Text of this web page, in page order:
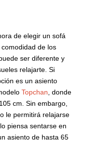
de elegir un sofá
de los
ser diferente y
relajarte. Si
es un asiento
Topchan , donde
cm. Sin embargo,
le permitirá relajarse
piensa sentarse en
asiento de hasta 65